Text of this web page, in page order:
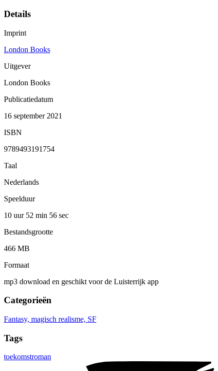
Details
Imprint
London Books
Uitgever
London Books
Publicatiedatum
16 september 2021
ISBN
9789493191754
Taal
Nederlands
Speelduur
10 uur 52 min 56 sec
Bestandsgrootte
466 MB
Formaat
mp3 download en geschikt voor de Luisterrijk app
Categorieën
Fantasy, magisch realisme, SF
Tags
toekomstroman